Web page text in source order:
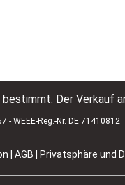
Der Verkauf
- WEEE-Reg.-Nr. DE 71410812
AGB Privatsphäre und